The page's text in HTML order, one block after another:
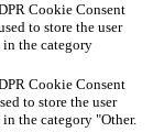
Cookie Consent
to store the user
the category
Cookie Consent
to store the user
the category "Other.